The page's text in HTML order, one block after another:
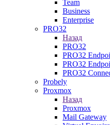
Team
Business
Enterprise
PRO32
Назад
PRO32
PRO32
PRO32
PRO32
Probely
Proxmox
Назад
Proxmox
Mail Gateway